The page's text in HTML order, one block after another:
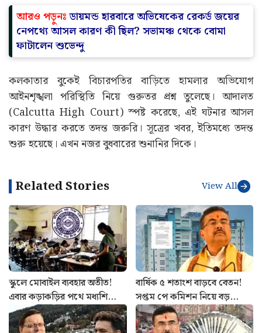
আরও পড়ুনঃ ডায়মন্ড হারবারে অভিষেকের রেকর্ড জয়ের
নেপথ্যে আসল কারণ কী ছিল? সভামঞ্চ থেকে বোমা
ফাটালেন শুভেন্দু
কলকাতার বুকেই বিচারপতির বাড়িতে হামলার অভিযোগ
আইনশৃঙ্খলা পরিস্থিতি নিয়ে গুরুতর প্রশ্ন তুলেছে। আদালত
(Calcutta High Court) স্পষ্ট করেছে, এই ঘটনার আসল
কারণ উদ্ধার করতে তদন্ত জরুরি। সূত্রের খবর, ইতিমধ্যে তদন্ত
শুরু হয়েছে। এখন নজর বুধবারের শুনানির দিকে।
Related Stories View All
স্কুলে মোবাইল ব্যবহার অতীত!
এবার কড়াকড়ির পথে মধ্যশিক্ষা
পর্ষদ, জারি বিজ্ঞপ্তি
বার্ষিক ৫ শতাংশ বাড়বে বেতন!
সপ্তম পে কমিশন নিয়ে বড়
ঘোষণা, নয়া বিজ্ঞপ্তি জারি করল
নবান্ন